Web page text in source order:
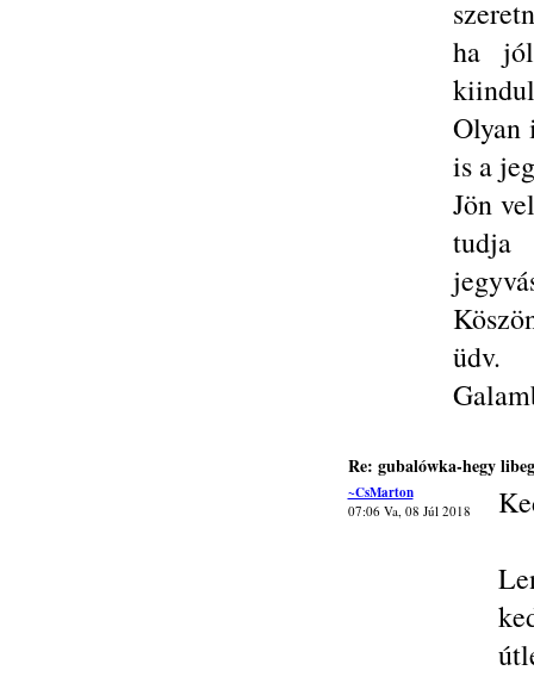
ha jól
Olyan
is a
Jön
üdv.
Re: gubalówka-hegy
~CsMarton
07:06 Va, 08 Júl 2018